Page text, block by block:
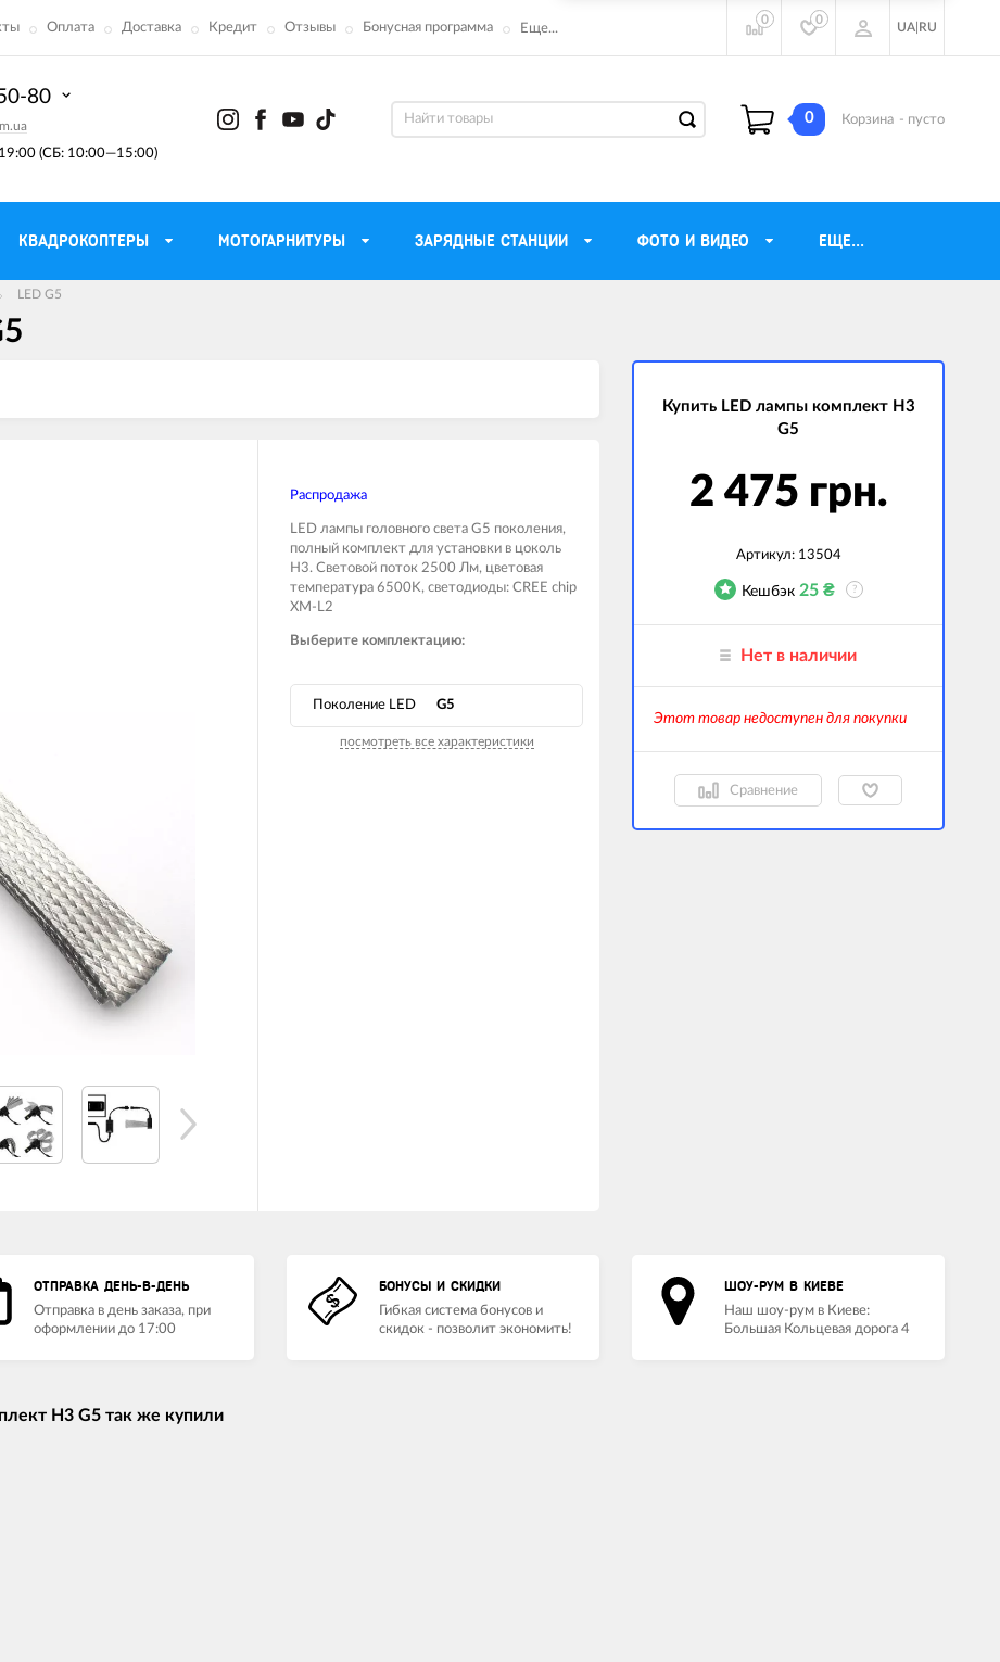
Оплата Доставка Кредит Отзывы Бонусная программа Еще...
0 0
UA RU
(СБ: 10:00—15:00)
80
0 Корзина - пусто
КВАДРОКОПТЕРЫ МОТОГАРНИТУРЫ ЗАРЯДНЫЕ СТАНЦИИ ФОТО И ВИДЕО ЕЩЕ...
для
Пропитки воздушного фильтра
Охлаждающая жидкость
Рюкзаки и сумки
Электротранспорт
PowerBank (Внешние
аккумуляторы)
Инверторные генераторы
Трехфазные генераторы
рекордеры
LED G5
Распродажа
LED лампы головного света G5 поколения,
полный комплект для установки в цоколь
H3. Световой поток 2500 Лм, цветовая
температура 6500K, светодиоды: CREE chip
XM-L2
Выберите комплектацию:
Поколение LED G5
посмотреть все характеристики
Купить LED лампы комплект H3
G5
2 475 грн.
Артикул: 13504
Кешбэк 25₴ ?
Нет в наличии
Этот товар недоступен для покупки
Сравнение
ОТПРАВКА ДЕНЬ-В-ДЕНЬ
Отправка в день заказа, при
оформлении до 17:00
БОНУСЫ И СКИДКИ
Гибкая система бонусов и
скидок - позволит экономить!
ШОУ-РУМ В КИЕВЕ
Наш шоу-рум в Киеве:
Большая Кольцевая дорога 4
H3 G5 так же купили